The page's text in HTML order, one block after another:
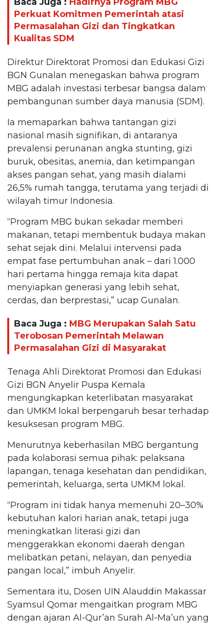
Perkuat Komitmen Pemerintah atasi
Permasalahan Gizi dan Tingkatkan
Kualitas SDM
Direktur Direktorat Promosi dan Edukasi Gizi
BGN Gunalan menegaskan bahwa program
MBG adalah investasi terbesar bangsa dalam
pembangunan sumber daya manusia (SDM).
Ia memaparkan bahwa tantangan gizi
nasional masih signifikan, di antaranya
prevalensi perunanan angka stunting, gizi
buruk, obesitas, anemia, dan ketimpangan
akses pangan sehat, yang masih dialami
26,5% rumah tangga, terutama yang terjadi di
wilayah timur Indonesia.
“Program MBG bukan sekadar memberi
makanan, tetapi membentuk budaya makan
sehat sejak dini. Melalui intervensi pada
empat fase pertumbuhan anak – dari 1.000
hari pertama hingga remaja kita dapat
menyiapkan generasi yang lebih sehat,
cerdas, dan berprestasi,” ucap Gunalan.
Baca Juga : MBG Merupakan Salah Satu
Terobosan Pemerintah Melawan
Permasalahan Gizi di Masyarakat
Tenaga Ahli Direktorat Promosi dan Edukasi
Gizi BGN Anyelir Puspa Kemala
mengungkapkan keterlibatan masyarakat
dan UMKM lokal berpengaruh besar terhadap
kesuksesan program MBG.
Menurutnya keberhasilan MBG bergantung
pada kolaborasi semua pihak: pelaksana
lapangan, tenaga kesehatan dan pendidikan,
pemerintah, keluarga, serta UMKM lokal.
“Program ini tidak hanya memenuhi 20–30%
kebutuhan kalori harian anak, tetapi juga
meningkatkan literasi gizi dan
menggerakkan ekonomi daerah dengan
melibatkan petani, nelayan, dan penyedia
pangan local,” imbuh Anyelir.
Sementara itu, Dosen UIN Alauddin Makassar
Syamsul Qomar mengaitkan program MBG
dengan ajaran Al-Qur’an Surah Al-Ma’un yang